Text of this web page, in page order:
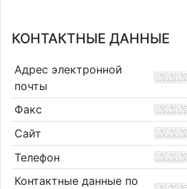
КОНТАКТНЫЕ ДАННЫЕ
Адрес электронной
почты
Факс
Сайт
Телефон
Контактные данные по